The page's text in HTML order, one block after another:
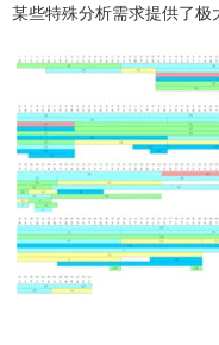
某些特殊分析需求提供了极